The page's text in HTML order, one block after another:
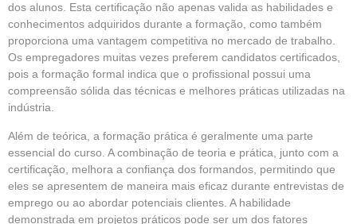
dos alunos. Esta certificação não apenas valida as habilidades e
conhecimentos adquiridos durante a formação, como também
proporciona uma vantagem competitiva no mercado de trabalho.
Os empregadores muitas vezes preferem candidatos certificados,
pois a formação formal indica que o profissional possui uma
compreensão sólida das técnicas e melhores práticas utilizadas na
indústria.
Além de teórica, a formação prática é geralmente uma parte
essencial do curso. A combinação de teoria e prática, junto com a
certificação, melhora a confiança dos formandos, permitindo que
eles se apresentem de maneira mais eficaz durante entrevistas de
emprego ou ao abordar potenciais clientes. A habilidade
demonstrada em projetos práticos pode ser um dos fatores